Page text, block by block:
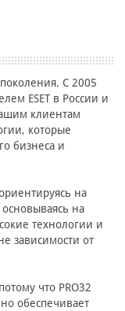
С 2005
ESET в России и
клиентам
которые
бизнеса и
на
на
технологии и
зависимости от
что PRO32
обеспечивает